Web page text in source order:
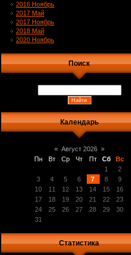
2016 Ноябрь
2017 Май
2017 Ноябрь
2018 Май
2020 Ноябрь
Поиск
Календарь
« Август 2026 »
Пн
Вт Ср Чт Пт Сб
Вс
1
2
3
4 5 6 7 8
9
10
11 12 13 14 15
16
17
18 19 20 21 22
23
24
25 26 27 28 29
30
31
Статистика